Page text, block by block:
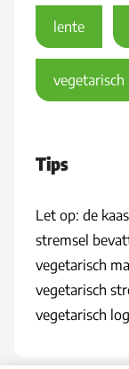
lente
vegetarisch
Tips
Let op: de
stremsel
vegetarisch
vegetarisch
vegetarisch